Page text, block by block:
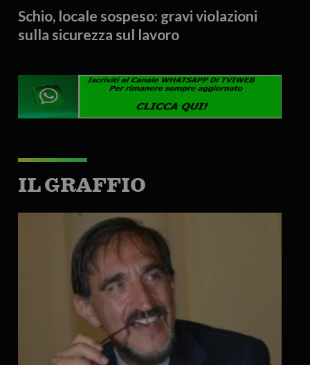
Schio, locale sospeso: gravi violazioni
sulla sicurezza sul lavoro
IL GRAFFIO